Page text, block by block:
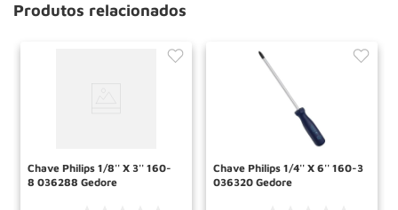
Produtos relacionados
Chave Philips 1/8'' X 3'' 160-
8 036288 Gedore
Chave Philips 1/4'' X 6'' 160-3
036320 Gedore